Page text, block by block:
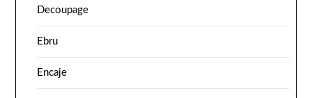
Decoupage
Ebru
Encaje